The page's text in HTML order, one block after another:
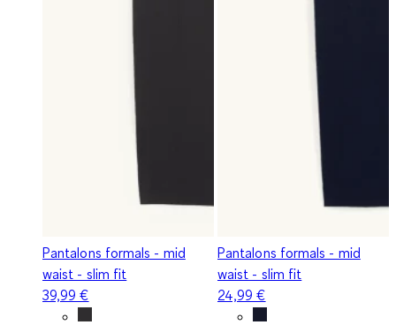
Pantalons formals - mid
waist - slim fit
39,99 €
Pantalons formals - mid
waist - slim fit
24,99 €